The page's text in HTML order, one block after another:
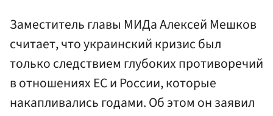
Заместитель главы МИДа Алексей Мешков
считает, что украинский кризис был
только следствием глубоких противоречий
в отношениях ЕС и России, которые
накапливались годами. Об этом он заявил